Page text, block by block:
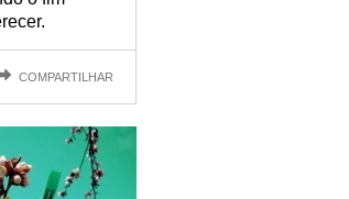
COMPARTILHAR